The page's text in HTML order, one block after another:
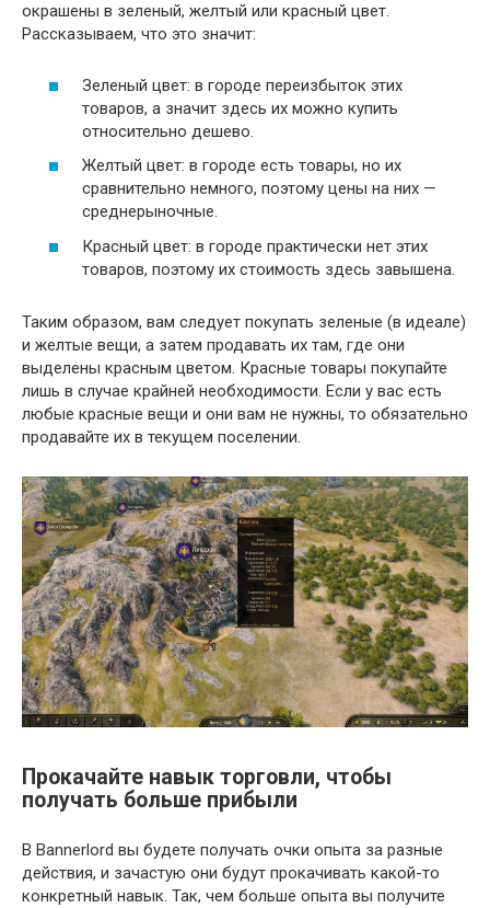
окрашены в зеленый, желтый или красный цвет.
Рассказываем, что это значит:
Зеленый цвет: в городе переизбыток этих
товаров, а значит здесь их можно купить
относительно дешево.
Желтый цвет: в городе есть товары, но их
сравнительно немного, поэтому цены на них —
среднерыночные.
Красный цвет: в городе практически нет этих
товаров, поэтому их стоимость здесь завышена.
Таким образом, вам следует покупать зеленые (в идеале)
и желтые вещи, а затем продавать их там, где они
выделены красным цветом. Красные товары покупайте
лишь в случае крайней необходимости. Если у вас есть
любые красные вещи и они вам не нужны, то обязательно
продавайте их в текущем поселении.
Прокачайте навык торговли, чтобы
получать больше прибыли
В Bannerlord вы будете получать очки опыта за разные
действия, и зачастую они будут прокачивать какой-то
конкретный навык. Так, чем больше опыта вы получите